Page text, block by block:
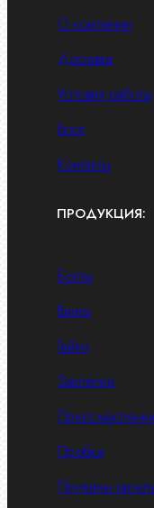
О компании
Доставка
Условия работы
Блог
Контакты
ПРОДУКЦИЯ:
Болты
Винты
Гайки
Заклепки
Пресс-масленки
Пробки
Пружины